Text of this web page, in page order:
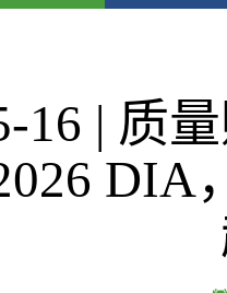
16 | 质
DIA